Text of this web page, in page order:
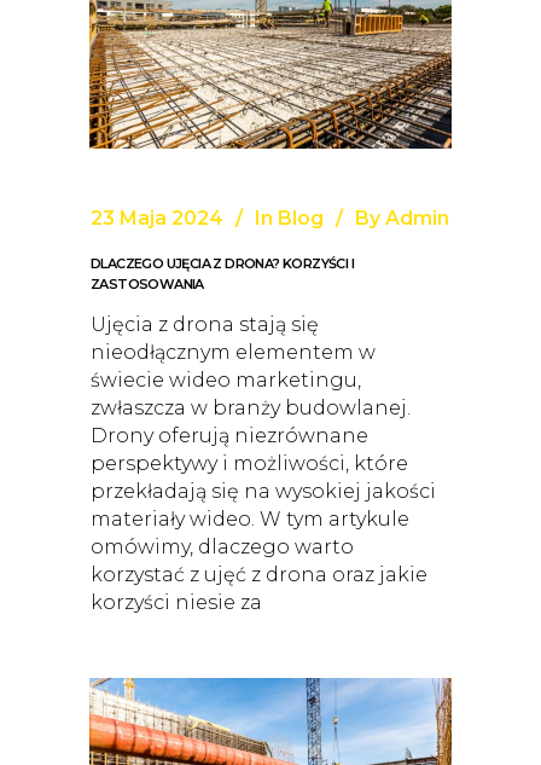
23 Maja 2024 In Blog By Admin
DLACZEGO UJĘCIA Z DRONA? KORZYŚCI I
ZASTOSOWANIA
Ujęcia z drona stają się
nieodłącznym elementem w
świecie wideo marketingu,
zwłaszcza w branży budowlanej.
Drony oferują niezrównane
perspektywy i możliwości, które
przekładają się na wysokiej jakości
materiały wideo. W tym artykule
omówimy, dlaczego warto
korzystać z ujęć z drona oraz jakie
korzyści niesie za